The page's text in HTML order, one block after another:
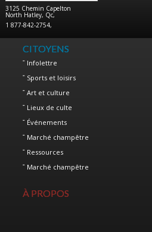
3125 Chemin Capelton
North Hatley, Qc,
1 877-842-2754,
CITOYENS
Infolettre
Sports et loisirs
Art et culture
Lieux de culte
Événements
Marché champêtre
Ressources
Marché champêtre
À PROPOS